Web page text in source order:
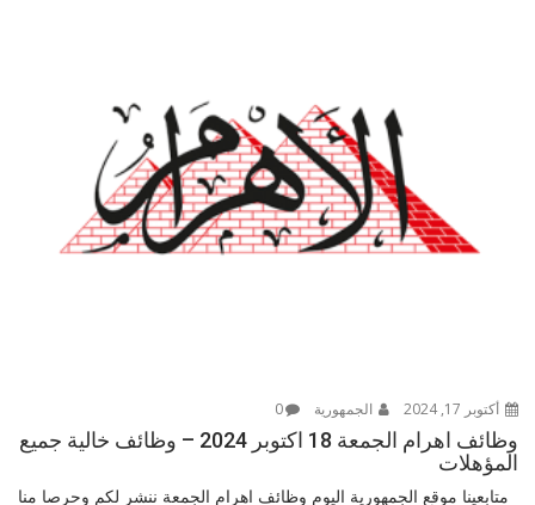
أكتوبر 17, 2024 الجمهورية 0
وظائف اهرام الجمعة 18 اكتوبر 2024 – وظائف خالية جميع
المؤهلات
متابعينا موقع الجمهورية اليوم وظائف اهرام الجمعة ننشر لكم وحرصا منا